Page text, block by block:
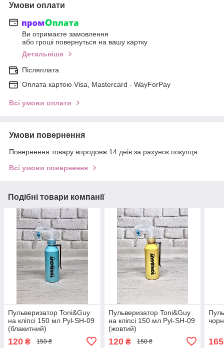
Умови оплати
Ви отримаєте замовлення
або гроші повернуться на вашу картку
Детальніше
Післяплата
Оплата картою Visa, Mastercard - WayForPay
Всі умови оплати
Умови повернення
Повернення товару впродовж 14 днів за рахунок покупця
Всі умови повернення
Подібні товари компанії
Пульверизатор Toni&Guy
на кліпсі 150 мл Pyl-SH-09
(блакитний)
120 ₴ 150 ₴
Пульверизатор Toni&Guy
на кліпсі 150 мл Pyl-SH-09
(жовтий)
120₴ 150 ₴